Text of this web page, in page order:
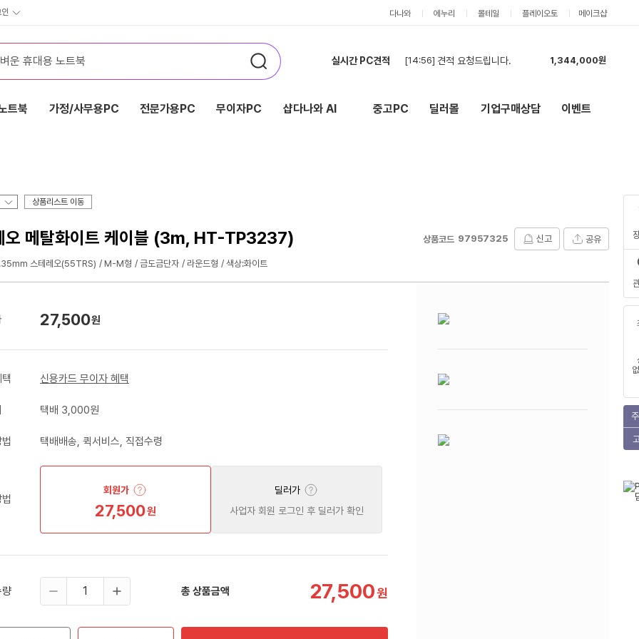
다나와 에누리 몰테일 플레이오토 메이크샵
실시간 PC견적
[13:17] 현금 결제합니다!
4,133,000원
[12:52] 견적신청합니다.
5,189,000원
[14:56] 견적 요청드립니다. 1,344,000원
트북 가정/사무용PC 전문가용PC 무이자PC 샵다나와 AI 중고PC 딜러몰 기업구매상담 이벤트
상품리스트 이동
메탈화이트 케이블 (3m, HT-TP3237) 상품코드 97957325 신고 공유
스테레오(55TRS) M-M형 금도금단자 라운드형 색상:화이트
27,500원
신용카드 무이자 혜택
택배 3,000원
택배배송, 퀵서비스, 직접수령
회원가
27,500원
딜러가
사업자 회원 로그인 후 딜러가 확인
량 총 상품금액 27,500원